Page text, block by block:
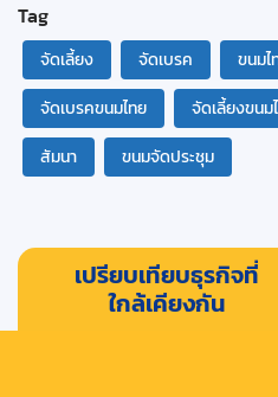
Tag
จัดเลี้ยง จัดเบรค ขนมไ
จัดเบรคขนมไทย
จัดเลี้ยงขนม
สัมนา
ขนมจัดประชุม
เปรียบเทียบธุรกิจที่
ใกล้เคียงกัน